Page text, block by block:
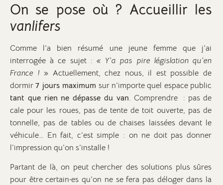
On se pose où ? Accueillir les
vanlifers
Comme l’a bien résumé une jeune femme que j’ai
interrogée à ce sujet :« Y’a pas pire législation qu’en
France ! » Actuellement, chez nous, il est possible de
dormir7 jours maximum sur n’importe quel espace public
tant que rien ne dépasse du van. Comprendre : pas de
cale pour les roues, pas de tente de toit ouverte, pas de
tonnelle, pas de tables ou de chaises laissées devant le
véhicule… En fait, c’est simple : on ne doit pas donner
l’impression qu’on s’installe !
Partant de là, on peut chercher des solutions plus sûres
pour être certain·es qu’on ne se fera pas déloger dans la